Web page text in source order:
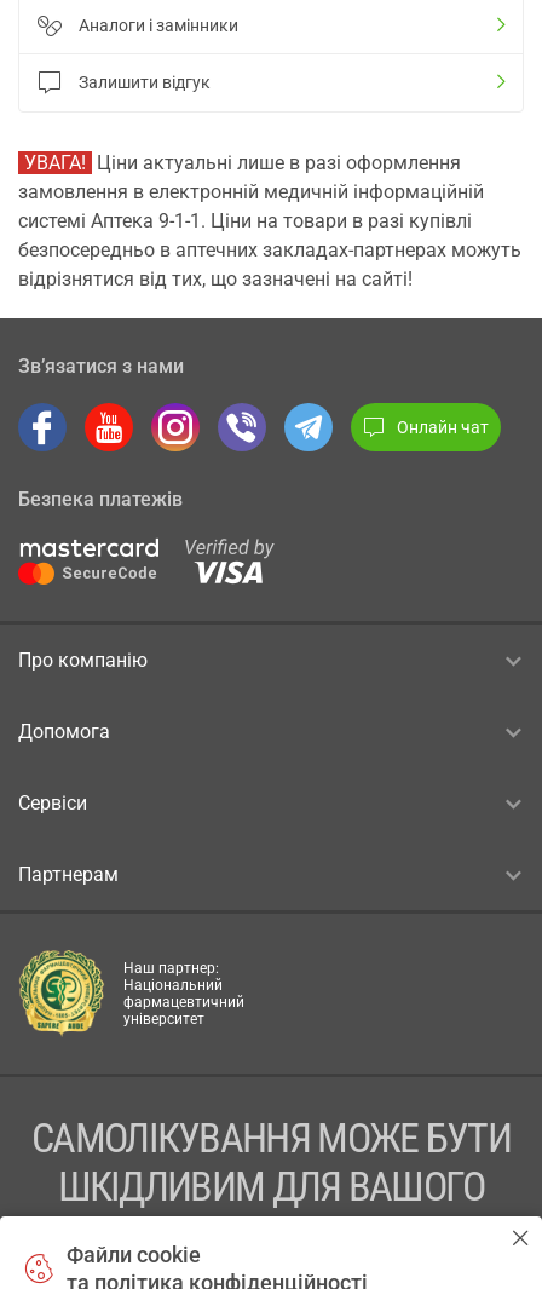
Аналоги і замінники
Залишити відгук
УВАГА! Ціни актуальні лише в разі оформлення
замовлення в електронній медичній інформаційній
системі Аптека 9-1-1. Ціни на товари в разі купівлі
безпосередньо в аптечних закладах-партнерах можуть
відрізнятися від тих, що зазначені на сайті!
Зв’язатися з нами
Онлайн чат
Безпека платежів
Про компанію
Допомога
Сервіси
Партнерам
Наш партнер:
Національний
фармацевтичний
університет
САМОЛІКУВАННЯ МОЖЕ БУТИ
ШКІДЛИВИМ ДЛЯ ВАШОГО
Файли cookie
та політика конфіденційності